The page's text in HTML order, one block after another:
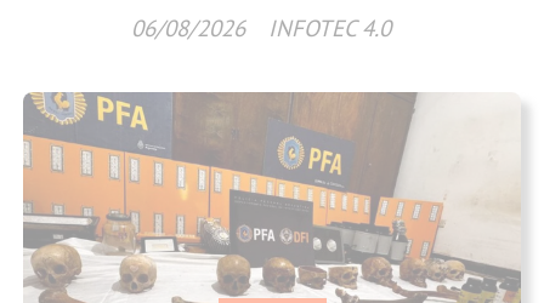
INFOTEC 4.0
06/08/2026